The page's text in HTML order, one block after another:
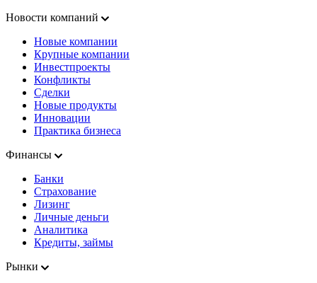
Новости компаний
Новые компании
Крупные компании
Инвестпроекты
Конфликты
Сделки
Новые продукты
Инновации
Практика бизнеса
Финансы
Банки
Страхование
Лизинг
Личные деньги
Аналитика
Кредиты, займы
Рынки